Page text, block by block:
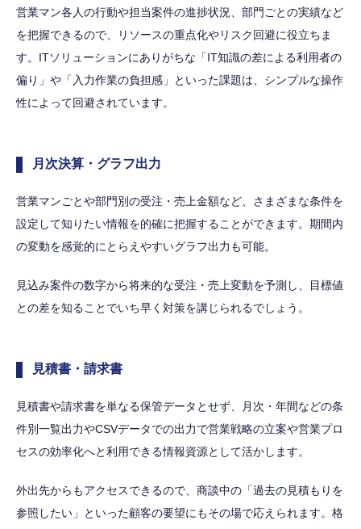
営業マン各人の行動や担当案件の進捗状況、部門ごとの実績など
を把握できるので、リソースの重点化やリスク回避に役立ちま
す。ITソリューションにありがちな「IT知識の差による利用者の
偏り」や「入力作業の負担感」といった課題は、シンプルな操作
性によって回避されています。
月次決算・グラフ出力
営業マンごとや部門別の受注・売上金額など、さまざまな条件を
設定して知りたい情報を的確に把握することができます。期間内
の変動を感覚的にとらえやすいグラフ出力も可能。
見込み案件の数字から将来的な受注・売上変動を予測し、目標値
との差を知ることでいち早く対策を講じられるでしょう。
見積書・請求書
見積書や請求書を単なる保管データとせず、月次・年間などの条
件別一覧出力やCSVデータでの出力で営業戦略の立案や営業プロ
セスの効率化へと利用できる情報資源として活かします。
外出先からもアクセスできるので、商談中の「過去の見積もりを
参照したい」といった顧客の要望にもその場で応えられます。格